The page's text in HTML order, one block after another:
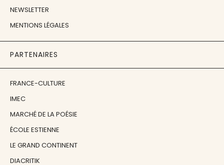
NEWSLETTER
MENTIONS LÉGALES
PARTENAIRES
FRANCE-CULTURE
IMEC
MARCHÉ DE LA POÉSIE
ÉCOLE ESTIENNE
LE GRAND CONTINENT
DIACRITIK